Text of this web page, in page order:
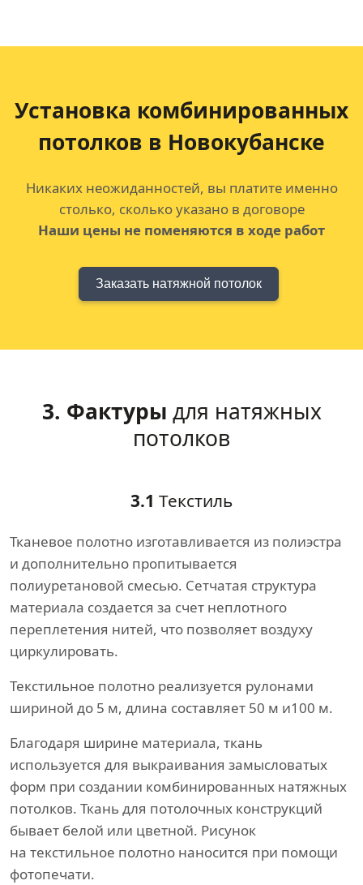
Установка комбинированных
потолков в Новокубанске
Никаких неожиданностей, вы платите именно
столько, сколько указано в договоре
Наши цены не поменяются в ходе работ
Заказать натяжной потолок
3. Фактуры для натяжных
потолков
3.1 Текстиль
Тканевое полотно изготавливается из полиэстра
и дополнительно пропитывается
полиуретановой смесью. Сетчатая структура
материала создается за счет неплотного
переплетения нитей, что позволяет воздуху
циркулировать.
Текстильное полотно реализуется рулонами
шириной до 5 м, длина составляет 50 м и100 м.
Благодаря ширине материала, ткань
используется для выкраивания замысловатых
форм при создании комбинированных натяжных
потолков. Ткань для потолочных конструкций
бывает белой или цветной. Рисунок
на текстильное полотно наносится при помощи
фотопечати.